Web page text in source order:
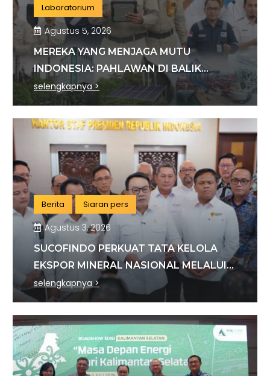
Laboratorium
Agustus 5, 2026
MEREKA YANG MENJAGA MUTU
INDONESIA: PAHLAWAN DI BALIK
SETIAP STANDAR INDUSTRI
selengkapnya >
Berita Siaran pers
Agustus 3, 2026
SUCOFINDO PERKUAT TATA KELOLA
EKSPOR MINERAL NASIONAL MELALUI
SINERGI DENGAN KSP DAN DANANTARA
selengkapnya >